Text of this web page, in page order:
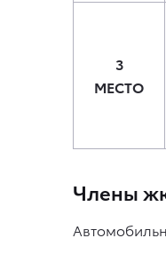
3
МЕСТО
Члены